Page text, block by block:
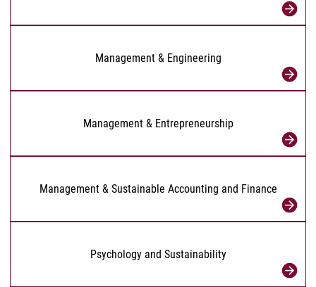
Management & Engineering
Management & Entrepreneurship
Management & Sustainable Accounting and Finance
Psychology and Sustainability